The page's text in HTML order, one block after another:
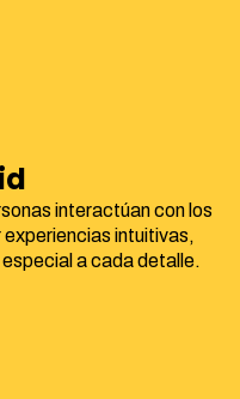
interactúan con los
intuitivas,
a cada detalle.